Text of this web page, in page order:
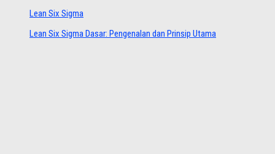
Lean Six Sigma
Lean Six Sigma Dasar: Pengenalan dan Prinsip Utama